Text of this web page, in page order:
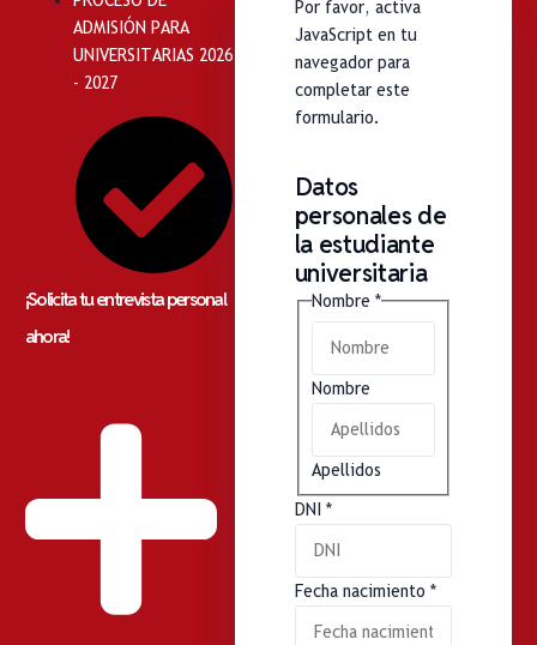
ADMISIÓN PARA
UNIVERSITARIAS 2026
- 2027
¡Solicita tu entrevista personal
ahora!
Por favor, activa
JavaScript en tu
navegador para
completar este
formulario.
Datos
personales de
la estudiante
universitaria
Nombre *
Nombre
Apellidos
DNI *
Fecha nacimiento *